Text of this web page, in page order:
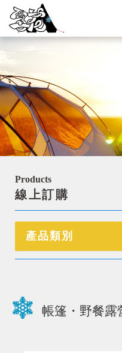
Products
線上訂購
產品類別
帳篷・野餐露